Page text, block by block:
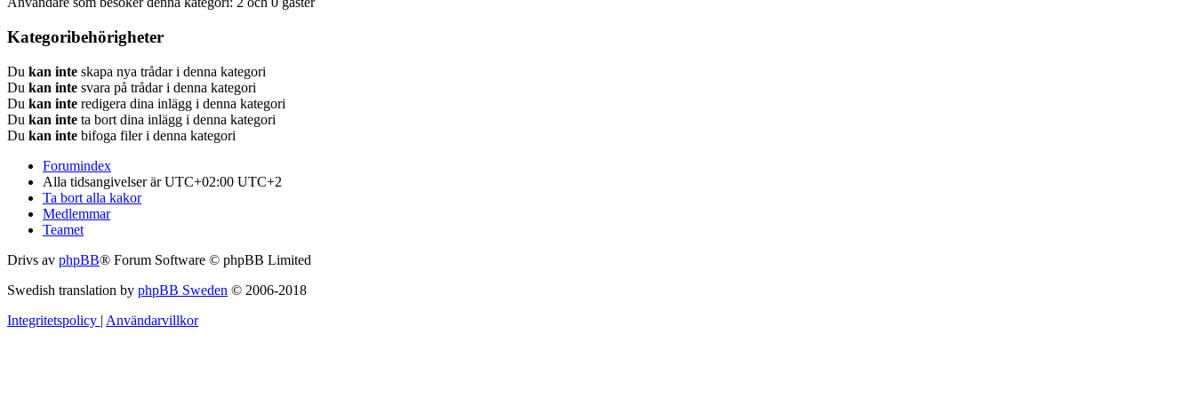
Kategoribehörigheter
Du kan inte skapa nya trådar i denna kategori
Du kan inte svara på trådar i denna kategori
Du kan inte redigera dina inlägg i denna kategori
Du kan inte ta bort dina inlägg i denna kategori
Du kan inte bifoga filer i denna kategori
Forumindex
Alla tidsangivelser är UTC+02:00 UTC+2
Ta bort alla kakor
Medlemmar
Teamet
Drivs av phpBB® Forum Software © phpBB Limited
Swedish translation by phpBB Sweden © 2006-2018
Integritetspolicy | Användarvillkor